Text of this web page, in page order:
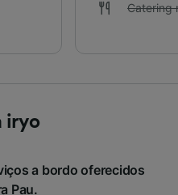
Catering
iryo
a bordo oferecidos
Pau.